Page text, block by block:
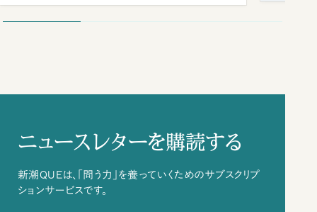
ニュースレターを購読する
新潮QUEは、「問う力」を養っていくためのサブスクリプ
ションサービスです。